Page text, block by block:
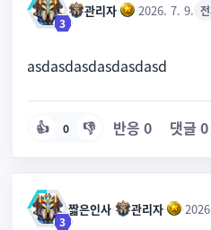
3
관리자· ·2026. 7. 9.
asdasdasdasdasdasd
👍 0 👎 반응 0 댓글 0
3
짧은인사· 관리자· ·